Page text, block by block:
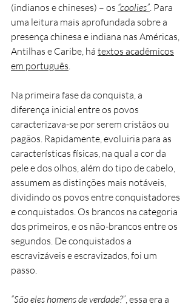
(indianos e chineses) – os “coolies”. Para
uma leitura mais aprofundada sobre a
presença chinesa e indiana nas Américas,
Antilhas e Caribe, há textos acadêmicos
em português.
Na primeira fase da conquista, a
diferença inicial entre os povos
caracterizava-se por serem cristãos ou
pagãos. Rapidamente, evoluiria para as
características físicas, na qual a cor da
pele e dos olhos, além do tipo de cabelo,
assumem as distinções mais notáveis,
dividindo os povos entre conquistadores
e conquistados. Os brancos na categoria
dos primeiros, e os não-brancos entre os
segundos. De conquistados a
escravizáveis e escravizados, foi um
passo.
“São eles homens de verdade?”, essa era a